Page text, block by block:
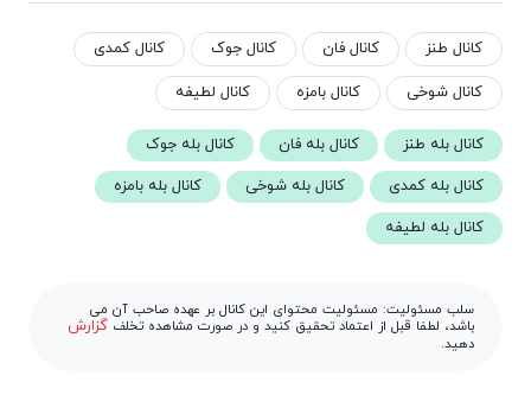
کانال طنز کانال فان کانال جوک کانال کمدی
کانال شوخی کانال بامزه کانال لطیفه
کانال بله طنز کانال بله فان
کانال بله جوک
کانال بله کمدی
کانال بله شوخی
کانال بله بامزه
کانال بله لطیفه
سلب مسئولیت: مسئولیت محتوای این کانال بر عهده صاحب آن می
باشد، لطفا قبل از اعتماد تحقیق کنید و در صورت مشاهده تخلف گزارش
دهید.